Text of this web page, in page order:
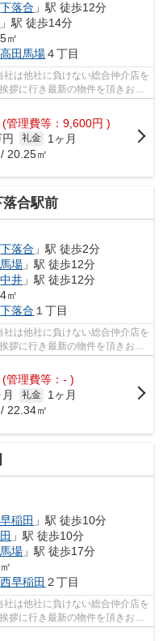
下落合 」駅 徒歩12分
」駅 徒歩14分
㎡
高田馬場４丁目
は他社に負けない総合仲介店を
拶に行き最新の物件を頂きお客
(管理費等：9,600円 )
礼金
1ヶ月
20.25㎡
合駅前
下落合 」駅 徒歩2分
場 」駅 徒歩12分
中井 」駅 徒歩12分
㎡
下落合 １丁目
は他社に負けない総合仲介店を
拶に行き最新の物件を頂きお客
(管理費等：- )
礼金
1ヶ月
22.34㎡
稲田 」駅 徒歩10分
」駅 徒歩10分
場 」駅 徒歩17分
西早稲田 ２丁目
は他社に負けない総合仲介店を
拶に行き最新の物件を頂きお客